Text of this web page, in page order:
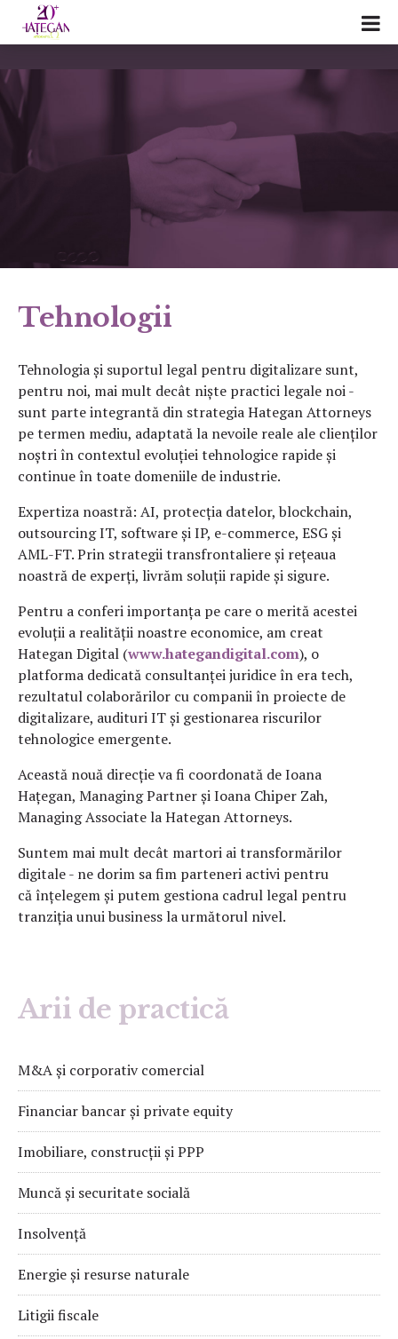
Tehnologii
Tehnologia și suportul legal pentru digitalizare sunt,
pentru noi, mai mult decât niște practici legale noi -
sunt parte integrantă din strategia Hategan Attorneys
pe termen mediu, adaptată la nevoile reale ale clienților
noștri în contextul evoluției tehnologice rapide și
continue în toate domeniile de industrie.
Expertiza noastră: AI, protecția datelor, blockchain,
outsourcing IT, software și IP, e-commerce, ESG și
AML-FT. Prin strategii transfrontaliere și rețeaua
noastră de experți, livrăm soluții rapide și sigure.
Pentru a conferi importanța pe care o merită acestei
evoluții a realității noastre economice, am creat
Hategan Digital (www.hategandigital.com), o
platforma dedicată consultanței juridice în era tech,
rezultatul colaborărilor cu companii în proiecte de
digitalizare, audituri IT și gestionarea riscurilor
tehnologice emergente.
Această nouă direcție va fi coordonată de Ioana
Hațegan, Managing Partner și Ioana Chiper Zah,
Managing Associate la Hategan Attorneys.
Suntem mai mult decât martori ai transformărilor
digitale - ne dorim sa fim parteneri activi pentru
că înțelegem și putem gestiona cadrul legal pentru
tranziția unui business la următorul nivel.
Arii de practică
M&A și corporativ comercial
Financiar bancar și private equity
Imobiliare, construcții și PPP
Muncă și securitate socială
Insolvență
Energie și resurse naturale
Litigii fiscale